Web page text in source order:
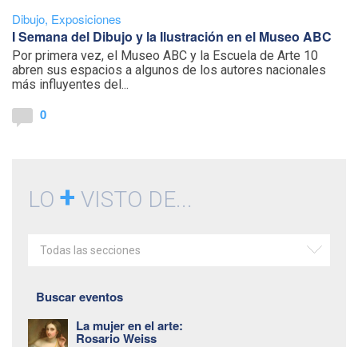
Dibujo, Exposiciones
I Semana del Dibujo y la Ilustración en el Museo ABC
Por primera vez, el Museo ABC y la Escuela de Arte 10
abren sus espacios a algunos de los autores nacionales
más influyentes del...
0
LO + VISTO DE...
Todas las secciones
Buscar eventos
La mujer en el arte:
Rosario Weiss